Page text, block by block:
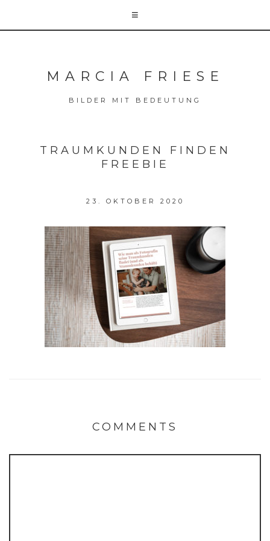
MARCIA FRIESE
BILDER MIT BEDEUTUNG
TRAUMKUNDEN FINDEN
FREEBIE
23. OKTOBER 2020
COMMENTS